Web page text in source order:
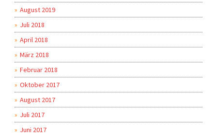
August 2019
Juli 2018
April 2018
März 2018
Februar 2018
Oktober 2017
August 2017
Juli 2017
Juni 2017